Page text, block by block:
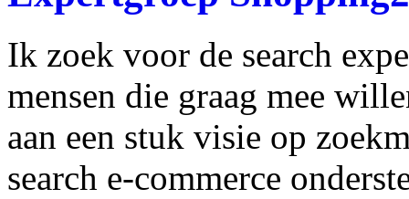
Ik zoek voor de search
mensen die graag mee
aan een stuk visie op
search e-commerce